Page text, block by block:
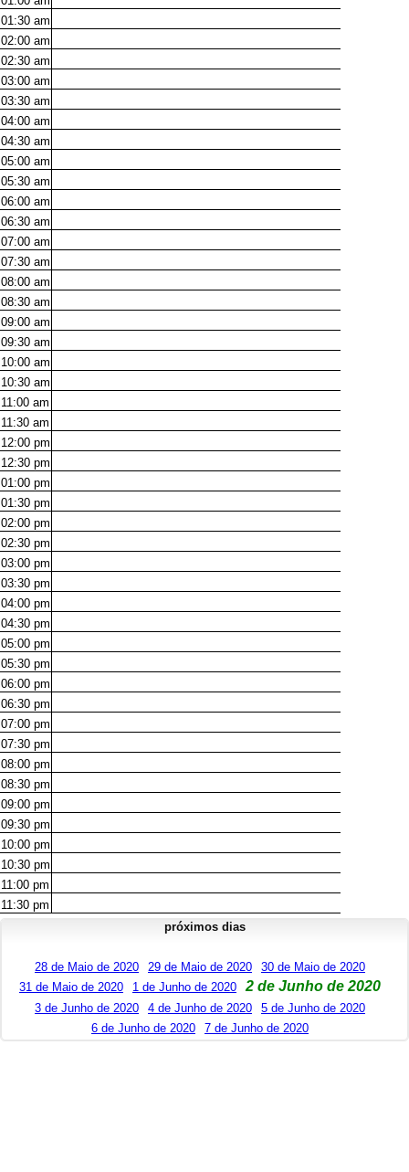
01:30 am
02:00 am
02:30 am
03:00 am
03:30 am
04:00 am
04:30 am
05:00 am
05:30 am
06:00 am
06:30 am
07:00 am
07:30 am
08:00 am
08:30 am
09:00 am
09:30 am
10:00 am
10:30 am
11:00 am
11:30 am
12:00 pm
12:30 pm
01:00 pm
01:30 pm
02:00 pm
02:30 pm
03:00 pm
03:30 pm
04:00 pm
04:30 pm
05:00 pm
05:30 pm
06:00 pm
06:30 pm
07:00 pm
07:30 pm
08:00 pm
08:30 pm
09:00 pm
09:30 pm
10:00 pm
10:30 pm
11:00 pm
11:30 pm
próximos dias
28 de Maio de 2020 29 de Maio de 2020
30 de Maio de 2020
31 de Maio de 2020
1 de Junho de 2020 2 de Junho de 2020
3 de Junho de 2020 4 de Junho de 2020
5 de Junho de 2020
6 de Junho de 2020
7 de Junho de 2020